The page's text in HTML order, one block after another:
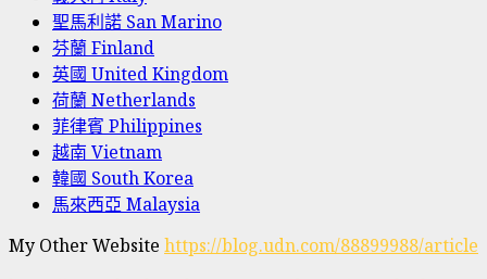
聖馬利諾 San Marino
芬蘭 Finland
英國 United Kingdom
荷蘭 Netherlands
菲律賓 Philippines
越南 Vietnam
韓國 South Korea
馬來西亞 Malaysia
My Other Website https://blog.udn.com/88899988/article